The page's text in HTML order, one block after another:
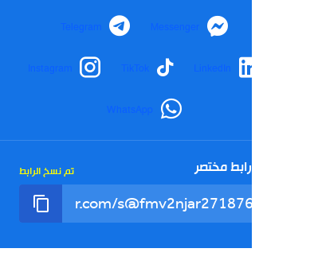
Messenger
Telegram
TikTok
Instagram
WhatsApp